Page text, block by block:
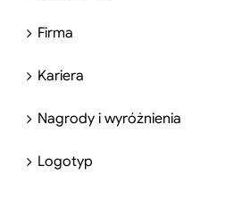
Firma
Kariera
Nagrody i wyróżnienia
Logotyp